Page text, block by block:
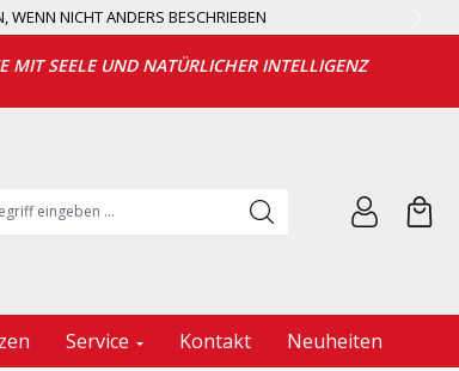
WENN NICHT ANDERS BESCHRIEBEN
MIT SEELE UND NATÜRLICHER INTELLIGENZ
eingeben ...
Service Kontakt Neuheiten